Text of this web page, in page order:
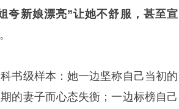
夸新娘漂亮”让她不舒服，甚至宣
。
书级样本：她一边坚称自己当初的
的妻子而心态失衡；一边标榜自己